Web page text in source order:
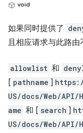
void
如果同时提供了
且相应请求与此路由
allowlist 和
[ pathname ]
US/docs/Web/
ame 和 [ search ]
US/docs/Web/